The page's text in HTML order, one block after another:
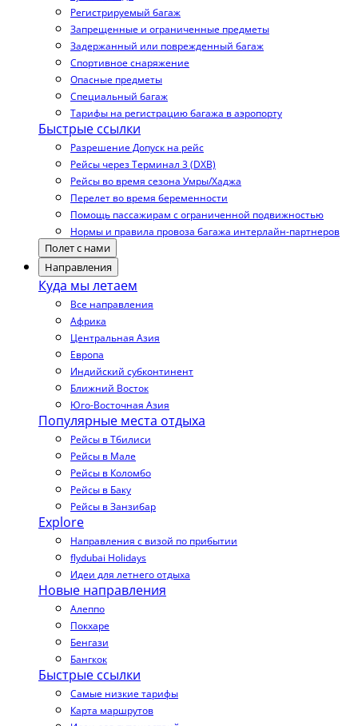
Регистрируемый багаж
Запрещенные и ограниченные предметы
Задержанный или поврежденный багаж
Спортивное снаряжение
Опасные предметы
Специальный багаж
Тарифы на регистрацию багажа в аэропорту
Быстрые ссылки
Разрешение Допуск на рейс
Рейсы через Терминал 3 (DXB)
Рейсы во время сезона Умры/Хаджа
Перелет во время беременности
Помощь пассажирам с ограниченной подвижностью
Нормы и правила провоза багажа интерлайн-партнеров
Полет с нами
Направления
Куда мы летаем
Все направления
Африка
Центральная Азия
Европа
Индийский субконтинент
Ближний Восток
Юго-Восточная Азия
Популярные места отдыха
Рейсы в Тбилиси
Рейсы в Мале
Рейсы в Коломбо
Рейсы в Баку
Рейсы в Занзибар
Explore
Направления с визой по прибытии
flydubai Holidays
Идеи для летнего отдыха
Новые направления
Алеппо
Покхаре
Бенгази
Бангкок
Быстрые ссылки
Самые низкие тарифы
Карта маршрутов